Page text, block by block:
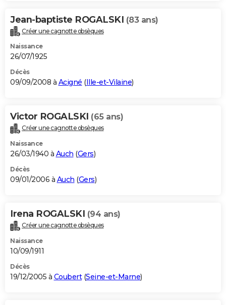
Jean-baptiste ROGALSKI (83 ans)
Créer une cagnotte obsèques
Naissance
26/07/1925
Décès
09/09/2008 à Acigné (Ille-et-Vilaine)
Victor ROGALSKI (65 ans)
Créer une cagnotte obsèques
Naissance
26/03/1940 à Auch (Gers)
Décès
09/01/2006 à Auch (Gers)
Irena ROGALSKI (94 ans)
Créer une cagnotte obsèques
Naissance
10/09/1911
Décès
19/12/2005 à Coubert(Seine-et-Marne)